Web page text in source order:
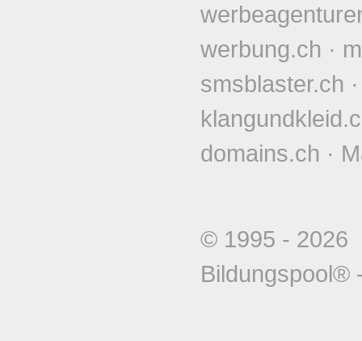
werbung.ch ·
smsblaster.ch
domains.ch ·
© 1995 -
Bildungspool®